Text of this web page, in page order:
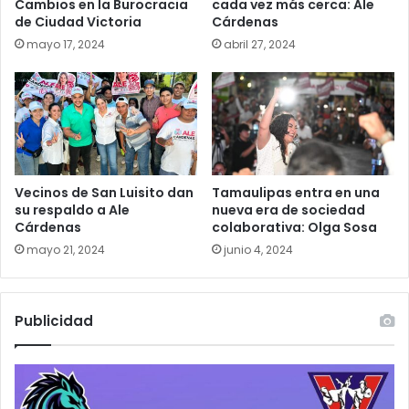
Cambios en la Burocracia
de Ciudad Victoria
mayo 17, 2024
cada vez más cerca: Ale
Cárdenas
abril 27, 2024
Vecinos de San Luisito dan
su respaldo a Ale
Cárdenas
mayo 21, 2024
Tamaulipas entra en una
nueva era de sociedad
colaborativa: Olga Sosa
junio 4, 2024
Publicidad